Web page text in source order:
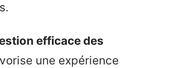
efficace des
une expérience